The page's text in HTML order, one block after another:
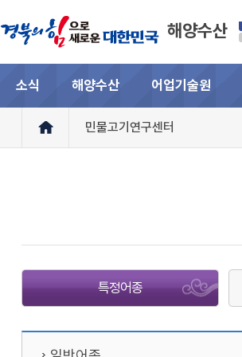
해양수산
소식 해양수산 어업기술원
민물고기연구센터
특정어종